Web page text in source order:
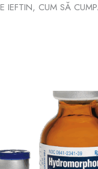
CUM SĂ
de
la